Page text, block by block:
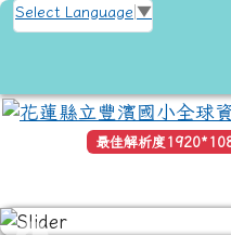
跳至主內容區
花蓮縣立豐濱國
Select Language ▼
最佳解析度